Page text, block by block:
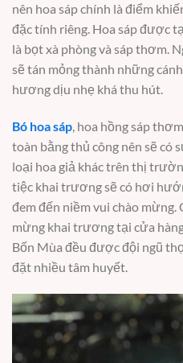
nên hoa sáp chính là điểm
đặc tính riêng. Hoa sáp được
là bọt xà phòng và sáp thơm.
sẽ tán mỏng thành những
hương dịu nhẹ khá thu hút.
Bó hoa sáp, hoa hồng sáp
toàn bằng thủ công nên sẽ có
loại hoa giả khác trên thị
tiệc khai trương sẽ có hơi
đem đến niềm vui chào mừng.
mừng khai trương tại cửa
Bốn Mùa đều được đội ngũ
đặt nhiều tâm huyết.